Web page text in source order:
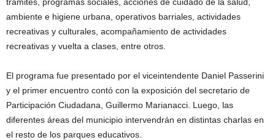
ambiente e higiene urbana, operativos barriales, actividades
recreativas y culturales, acompañamiento de actividades
recreativas y vuelta a clases, entre otros.
El programa fue presentado por el viceintendente Daniel Passerini
y el primer encuentro contó con la exposición del secretario de
Participación Ciudadana, Guillermo Marianacci. Luego, las
diferentes áreas del municipio intervendrán en distintas charlas en
el resto de los parques educativos.